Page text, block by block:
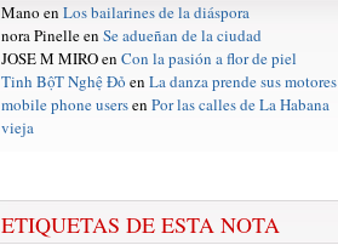
Mano en Los bailarines de la diáspora
nora Pinelle en Se adueñan de la ciudad
JOSE M MIRO en Con la pasión a flor de piel
Tinh BộT Nghệ Đỏ en La danza prende sus motores
mobile phone usersen Por las calles de La Habana
vieja
ETIQUETAS DE ESTA NOTA